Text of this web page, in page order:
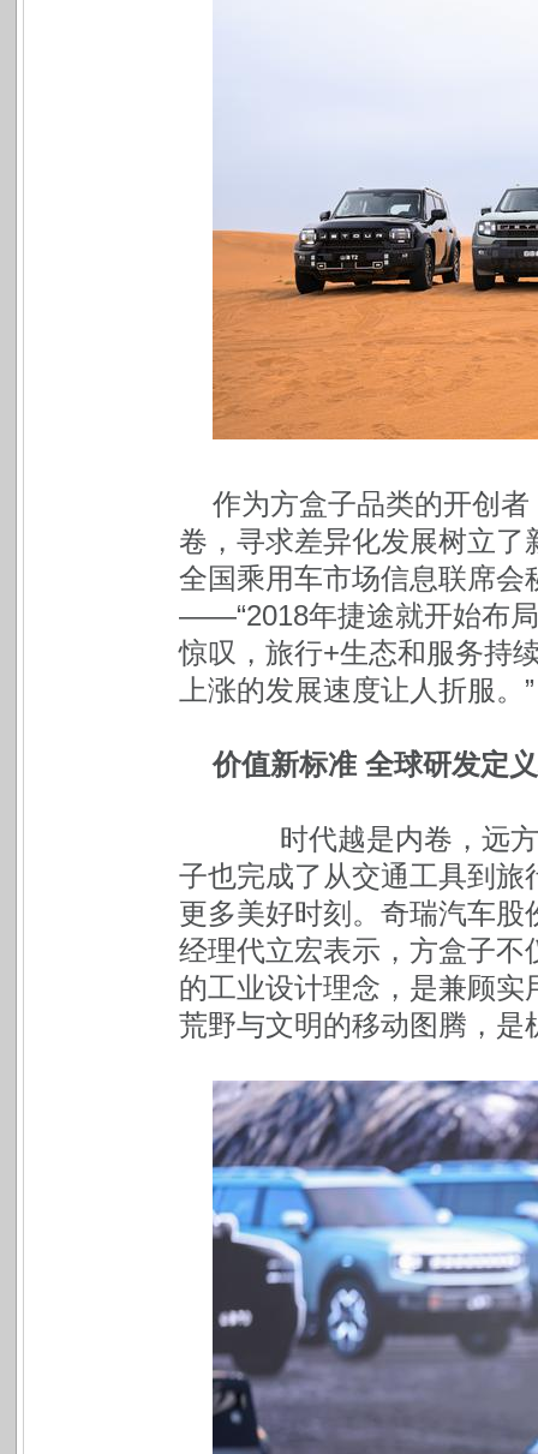
作为方盒子品类的开创
卷，寻求差异化发展树立
全国乘用车市场信息联席
——“2018年捷途就开始布
惊叹，旅行+生态和服务持
上涨的发展速度让人折服。”
价值新标准 全球研发定
时代越是内卷，远方
子也完成了从交通工具到
更多美好时刻。奇瑞汽车
经理代立宏表示，方盒子
的工业设计理念，是兼顾实
荒野与文明的移动图腾，